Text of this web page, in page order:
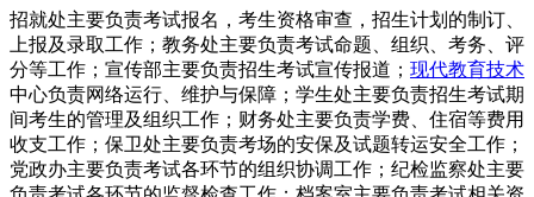
招就处主要负责考试报名，考生资格审查，招生计划的制订、
上报及录取工作；教务处主要负责考试命题、组织、考务、评
分等工作；宣传部主要负责招生考试宣传报道； 现代教育技术
中心负责网络运行、维护与保障；学生处主要负责招生考试期
间考生的管理及组织工作；财务处主要负责学费、住宿等费用
收支工作；保卫处主要负责考场的安保及试题转运安全工作；
党政办主要负责考试各环节的组织协调工作；纪检监察处主要